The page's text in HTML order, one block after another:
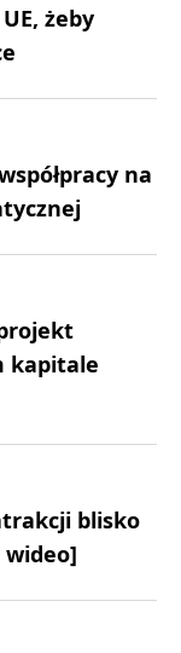
żeby
na
kapitale
blisko
wideo]